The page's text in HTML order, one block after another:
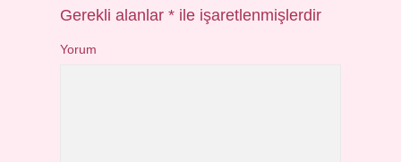
Gerekli alanlar* ile işaretlenmişlerdir
Yorum